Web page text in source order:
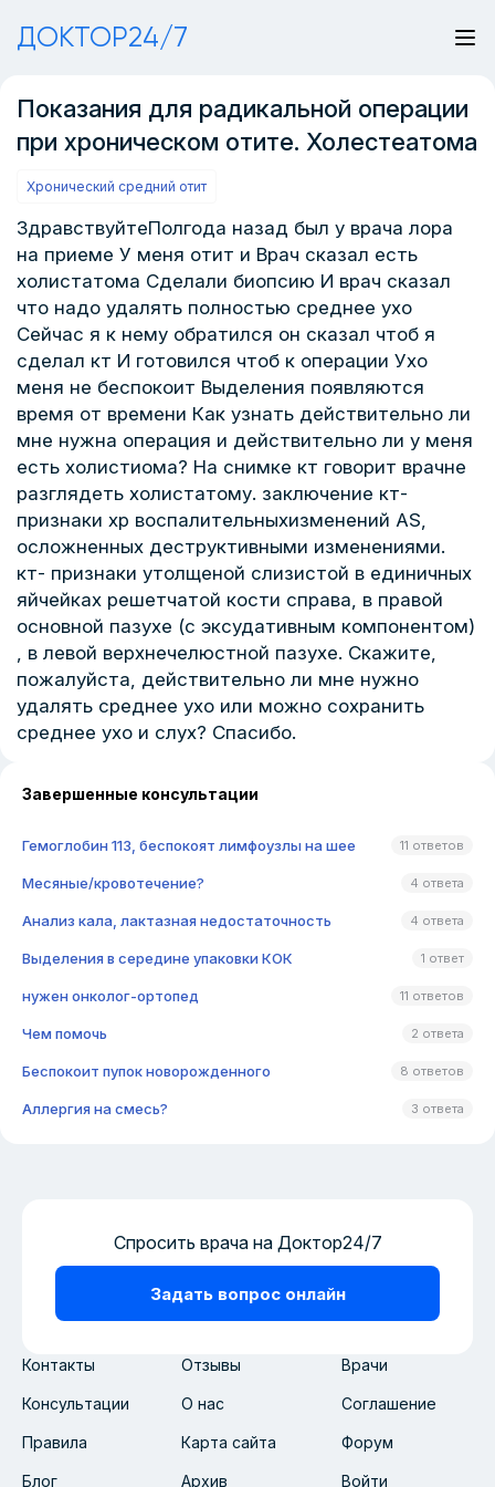
ДОКТОР24/7
Показания для радикальной операции
при хроническом отите. Холестеатома
Хронический средний отит
ЗдравствуйтеПолгода назад был у врача лора
на приеме У меня отит и Врач сказал есть
холистатома Сделали биопсию И врач сказал
что надо удалять полностью среднее ухо
Сейчас я к нему обратился он сказал чтоб я
сделал кт И готовился чтоб к операции Ухо
меня не беспокоит Выделения появляются
время от времени Как узнать действительно ли
мне нужна операция и действительно ли у меня
есть холистиома? На снимке кт говорит врачне
разглядеть холистатому. заключение кт-
признаки хр воспалительныхизменений AS,
осложненных деструктивными изменениями.
кт- признаки утолщеной слизистой в единичных
яйчейках решетчатой кости справа, в правой
основной пазухе (с эксудативным компонентом)
, в левой верхнечелюстной пазухе. Скажите,
пожалуйста, действительно ли мне нужно
удалять среднее ухо или можно сохранить
среднее ухо и слух? Спасибо.
Завершенные консультации
Гемоглобин 113, беспокоят лимфоузлы на шее 11 ответов
Месяные/кровотечение? 4 ответа
Анализ кала, лактазная недостаточность 4 ответа
Выделения в середине упаковки КОК 1 ответ
нужен онколог-ортопед 11 ответов
Чем помочь 2 ответа
Беспокоит пупок новорожденного 8 ответов
Аллергия на смесь? 3 ответа
Контакты Отзывы Врачи
Консультации О нас Соглашение
Правила Карта сайта Форум
Блог Архив Войти
Спросить врача на Доктор24/7
Задать вопрос онлайн